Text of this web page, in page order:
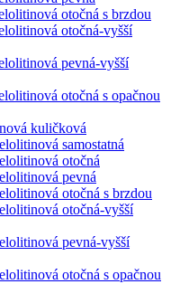
otočná s brzdou
otočná-vyšší
pevná-vyšší
otočná s opačnou
kuličková
samostatná
otočná
pevná
otočná s brzdou
otočná-vyšší
pevná-vyšší
otočná s opačnou